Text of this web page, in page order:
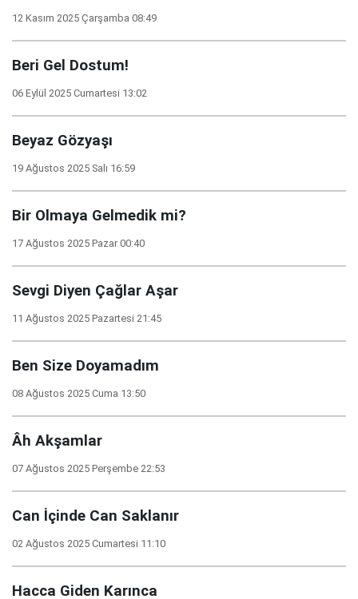
12 Kasım 2025 Çarşamba 08:49
Beri Gel Dostum!
06 Eylül 2025 Cumartesi 13:02
Beyaz Gözyaşı
19 Ağustos 2025 Salı 16:59
Bir Olmaya Gelmedik mi?
17 Ağustos 2025 Pazar 00:40
Sevgi Diyen Çağlar Aşar
11 Ağustos 2025 Pazartesi 21:45
Ben Size Doyamadım
08 Ağustos 2025 Cuma 13:50
Âh Akşamlar
07 Ağustos 2025 Perşembe 22:53
Can İçinde Can Saklanır
02 Ağustos 2025 Cumartesi 11:10
Hacca Giden Karınca